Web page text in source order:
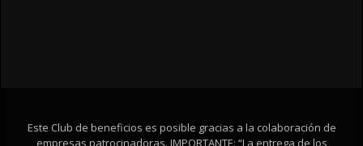
Este Club de beneficios es posible gracias a la colaboración de